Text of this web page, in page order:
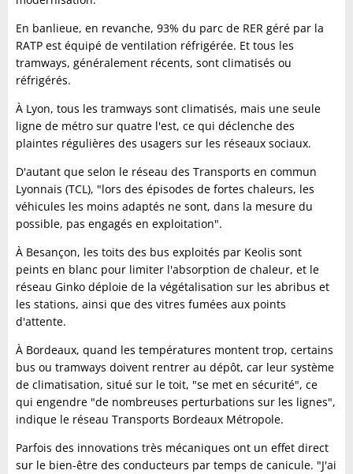
En banlieue, en revanche, 93% du parc de RER géré par la
RATP est équipé de ventilation réfrigérée. Et tous les
tramways, généralement récents, sont climatisés ou
réfrigérés.
À Lyon, tous les tramways sont climatisés, mais une seule
ligne de métro sur quatre l'est, ce qui déclenche des
plaintes régulières des usagers sur les réseaux sociaux.
D'autant que selon le réseau des Transports en commun
Lyonnais (TCL), "lors des épisodes de fortes chaleurs, les
véhicules les moins adaptés ne sont, dans la mesure du
possible, pas engagés en exploitation".
À Besançon, les toits des bus exploités par Keolis sont
peints en blanc pour limiter l'absorption de chaleur, et le
réseau Ginko déploie de la végétalisation sur les abribus et
les stations, ainsi que des vitres fumées aux points
d'attente.
À Bordeaux, quand les températures montent trop, certains
bus ou tramways doivent rentrer au dépôt, car leur système
de climatisation, situé sur le toit, "se met en sécurité", ce
qui engendre "de nombreuses perturbations sur les lignes",
indique le réseau Transports Bordeaux Métropole.
Parfois des innovations très mécaniques ont un effet direct
sur le bien-être des conducteurs par temps de canicule. "J'ai